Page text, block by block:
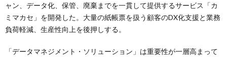
ャン、データ化、保管、廃棄までを一貫して提供するサービス「カ
ミマカセ」を開発した。大量の紙帳票を扱う顧客のDX化支援と業務
負荷軽減、生産性向上を後押しする。
「データマネジメント・ソリューション」は重要性が一層高まって